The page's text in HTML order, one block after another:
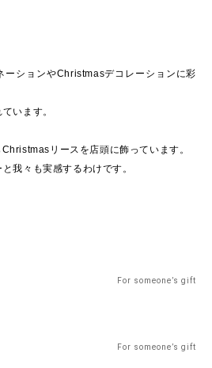
ーションやChristmasデコレーションに彩
います。
リースを店頭に飾っています。
我々も実感するわけです。
For someone’s gift
For someone’s gift